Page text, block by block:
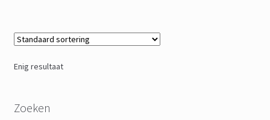
Enig resultaat
Zoeken